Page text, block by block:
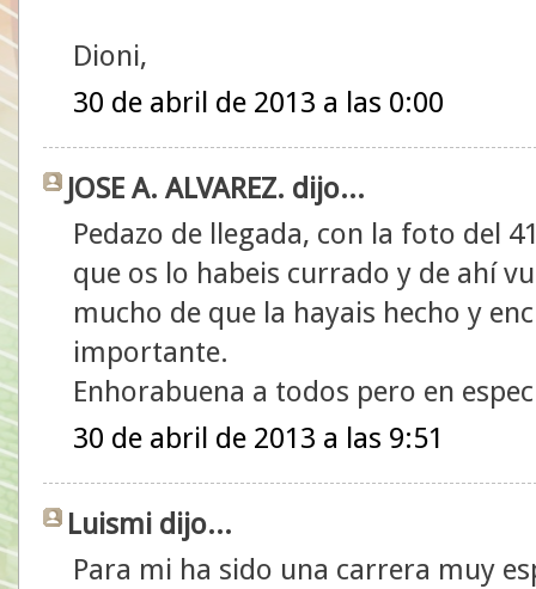
Dioni,
30 de abril de 2013 a las 0:00
JOSE A. ALVAREZ. dijo...
Pedazo de llegada, con la foto del
que os lo habeis currado y de ahí
mucho de que la hayais hecho y
importante.
Enhorabuena a todos pero en
30 de abril de 2013 a las 9:51
Luismi dijo...
Para mi ha sido una carrera muy